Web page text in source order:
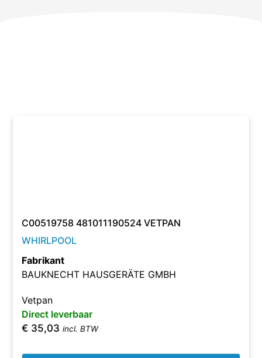
C00519758 481011190524 VETPAN
WHIRLPOOL
Fabrikant
BAUKNECHT HAUSGERÄTE GMBH
Vetpan
Direct leverbaar
€ 35,03 incl. BTW